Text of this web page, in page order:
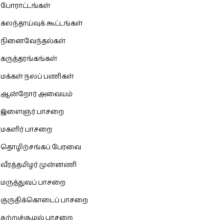
போராட்டங்கள்
கலந்தாய்வுக் கூட்டங்கள்
நினைவேந்தல்கள்
கருத்தரங்கங்கள்
மக்கள் நலப் பணிகள்
ஆன்றோர் அவையம்
இளைஞர் பாசறை
மகளிர் பாசறை
தொழிற்சங்கப் பேரவை
வீரத்தமிழர் முன்னணி
மருத்துவப் பாசறை
குருதிக்கொடைப் பாசறை